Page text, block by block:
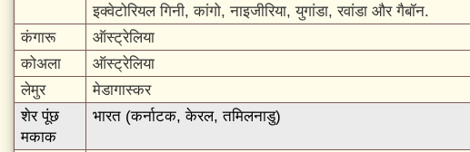
इक्वेटोरियल गिनी, कांगो, नाइजीरिया, युगांडा, रवांडा और गैबॉन.
कंगारू ऑस्ट्रेलिया
कोअला
ऑस्ट्रेलिया
लेमुर
मेडागास्कर
शेर पूंछ
मकाक
भारत (कर्नाटक, केरल, तमिलनाडु)